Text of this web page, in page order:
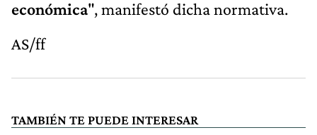
económica", manifestó dicha normativa.
AS/ff
TAMBIÉN TE PUEDE INTERESAR